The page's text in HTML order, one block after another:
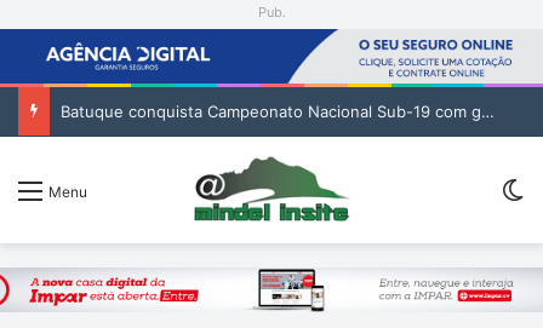
Pub.
Batuque conquista Campeonato Nacional Sub-19 com golo de Erickson no prolongamento
Menu